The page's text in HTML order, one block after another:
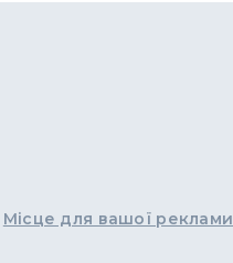
Місце для вашої реклами